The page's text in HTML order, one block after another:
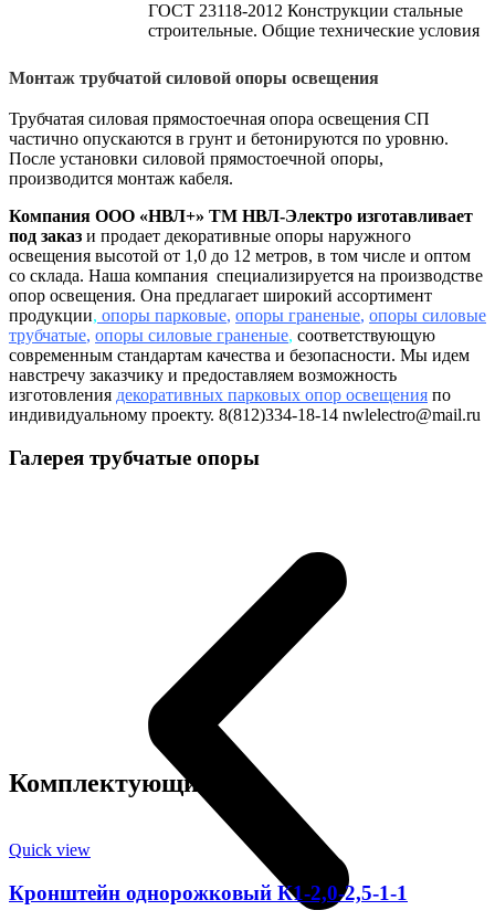
ГОСТ 23118-2012 Конструкции стальные
строительные. Общие технические условия
Монтаж трубчатой силовой опоры освещения
Трубчатая силовая прямостоечная опора освещения СП
частично опускаются в грунт и бетонируются по уровню.
После установки силовой прямостоечной опоры,
производится монтаж кабеля.
Компания ООО «НВЛ+» ТМ НВЛ-Электро изготавливает
под заказ и продает декоративные опоры наружного
освещения высотой от 1,0 до 12 метров, в том числе и оптом
со склада. Наша компания специализируется на производстве
опор освещения. Она предлагает широкий ассортимент
продукции, опоры парковые, опоры граненые, опоры силовые
трубчатые, опоры силовые граненые, соответствующую
современным стандартам качества и безопасности. Мы идем
навстречу заказчику и предоставляем возможность
изготовления декоративных парковых опор освещения по
индивидуальному проекту. 8(812)334-18-14 nwlelectro@mail.ru
Галерея трубчатые опоры
Комплектующие
Quick view
Кронштейн однорожковый К1-2,0-2,5-1-1